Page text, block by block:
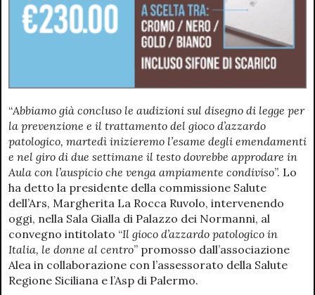
“Abbiamo già concluso le audizioni sul disegno di legge per
la prevenzione e il trattamento del gioco d’azzardo
patologico, martedì inizieremo l’esame degli emendamenti
e nel giro di due settimane il testo dovrebbe approdare in
Aula con l’auspicio che venga ampiamente condiviso”. Lo
ha detto la presidente della commissione Salute
dell’Ars, Margherita La Rocca Ruvolo, intervenendo
oggi, nella Sala Gialla di Palazzo dei Normanni, al
convegno intitolato “Il gioco d’azzardo patologico in
Italia, le donne al centro” promosso dall’associazione
Alea in collaborazione con l’assessorato della Salute
Regione Siciliana e l’Asp di Palermo.